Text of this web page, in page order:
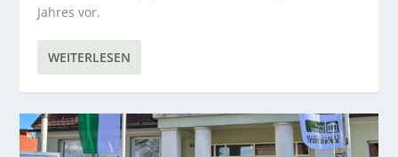
Jahres vor.
WEITERLESEN